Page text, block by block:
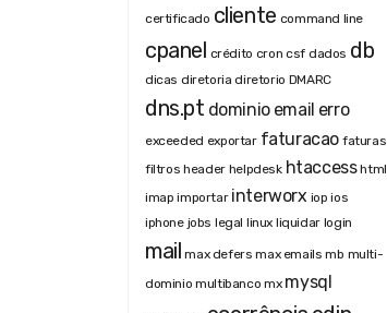
certificado cliente command line
cpanel crédito cron csf dados db
dicas diretoria diretorio DMARC
dns.pt dominio email erro
exceeded exportar faturacao faturas
filtros header helpdesk htaccess html
imap importar interworx iop ios
iphone jobs legal linux liquidar login
mail max defers max emails mb multi-
dominio multibanco mx mysql